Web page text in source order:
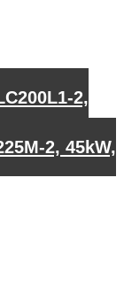
2,
2, 45kW,